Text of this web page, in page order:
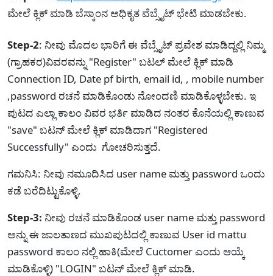
ಮೇಲೆ ಕ್ಲಿಕ್ ಮಾಡಿ ಬೆಸ್ಕಾಂನ ಅಧಿಕೃತ ವೆಬ್ಸೈಟ್ ಭೇಟಿ ಮಾಡಬೇಕು.
Step-2: ನೀವು ಮೊದಲ ಭಾರಿಗೆ ಈ ವೆಬ್ಸೈಟ್ ಪ್ರವೇಶ ಮಾಡಿದ್ದಲ್ಲಿ ನಿಮ್ಮ
(ಗ್ರಾಹಕರ)ವಿವರವನ್ನು "Register" ಬಟಲ್ ಮೇಲೆ ಕ್ಲಿಕ್ ಮಾಡಿ
Connection ID, Date pf birth, email id, , mobile number
,password ರಚನೆ ಮಾಡಿಕೊಂಡು ನೋಂದಣಿ ಮಾಡಿಕೊಳ್ಳಬೇಕು. ಇ
ಪುಟದ ಎಲ್ಲಾ ಕಾಲಂ ವಿವರ ಭರ್ತಿ ಮಾಡಿದ ನಂತರ ಕೊನೆಯಲ್ಲಿ ಕಾಣುವ
"save" ಬಟನ್ ಮೇಲೆ ಕ್ಲಿಕ್ ಮಾಡಿದಾಗ "Registered
Successfully" ಎಂದು ಗೋಚರಿಸುತ್ತದೆ.
ಗಮನಿಸಿ: ನೀವು ನಮೂದಿಸಿದ user name ಮತ್ತು password ಒಂದು
ಕಡೆ ಬರೆದಿಟ್ಟುಕೊಳ್ಳಿ.
Step-3: ನೀವು ರಚನೆ ಮಾಡಿಕೊಂಡ user name ಮತ್ತು password
ಅನ್ನು ಈ ಜಾಲತಾಣದ ಮುಖಪುಟದಲ್ಲಿ ಕಾಣುವ User id mattu
password ಕಾಲಂ ನಲ್ಲಿ ಹಾಕಿ(ಮೇಲೆ Cuctomer ಎಂದು ಆಯ್ಕೆ
ಮಾಡಿಕೊಳ್ಳಿ) "LOGIN" ಬಟನ್ ಮೇಲೆ ಕ್ಲಿಕ್ ಮಾಡಿ.